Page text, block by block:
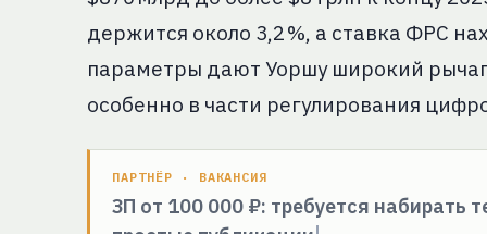
держится около 3,2 %, а ставка ФРС
параметры дают Уоршу широкий
особенно в части регулирования
ПАРТНЁР · ВАКАНСИЯ
ЗП от 100 000 ₽: требуется набирать